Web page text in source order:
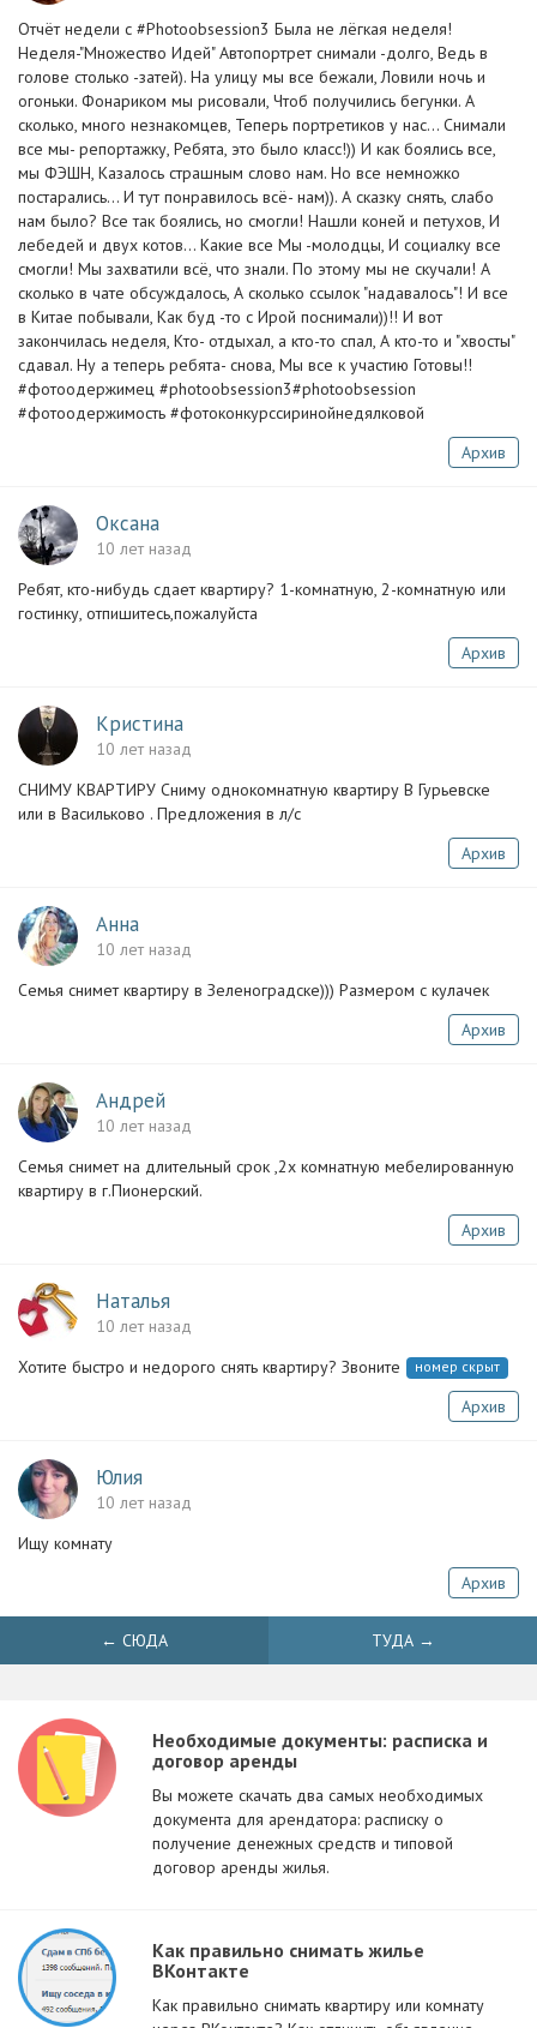
Отчёт недели с #Photoobsession3 Была не лёгкая неделя!
Неделя-"Множество Идей" Автопортрет снимали -долго, Ведь в
голове столько -затей). На улицу мы все бежали, Ловили ночь и
огоньки. Фонариком мы рисовали, Чтоб получились бегунки. А
сколько, много незнакомцев, Теперь портретиков у нас... Снимали
все мы- репортажку, Ребята, это было класс!)) И как боялись все,
мы ФЭШН, Казалось страшным слово нам. Но все немножко
постарались... И тут понравилось всё- нам)). А сказку снять, слабо
нам было? Все так боялись, но смогли! Нашли коней и петухов, И
лебедей и двух котов... Какие все Мы -молодцы, И социалку все
смогли! Мы захватили всё, что знали. По этому мы не скучали! А
сколько в чате обсуждалось, А сколько ссылок "надавалось"! И все
в Китае побывали, Как буд -то с Ирой поснимали))!! И вот
закончилась неделя, Кто- отдыхал, а кто-то спал, А кто-то и "хвосты"
сдавал. Ну а теперь ребята- снова, Мы все к участию Готовы!!
#фотоодержимец #photoobsession3#photoobsession
#фотоодержимость #фотоконкурссиринойнедялковой
Архив
Оксана
10 лет назад
Ребят, кто-нибудь сдает квартиру? 1-комнатную, 2-комнатную или
гостинку, отпишитесь,пожалуйста
Архив
Кристина
10 лет назад
СНИМУ КВАРТИРУ Сниму однокомнатную квартиру В Гурьевске
или в Васильково . Предложения в л/с
Архив
Анна
10 лет назад
Семья снимет квартиру в Зеленоградске))) Размером с кулачек
Архив
Андрей
10 лет назад
Семья снимет на длительный срок ,2х комнатную мебелированную
квартиру в г.Пионерский.
Архив
Наталья
10 лет назад
Хотите быстро и недорого снять квартиру? Звоните
номер скрыт
Архив
Юлия
10 лет назад
Ищу комнату
Архив
← СЮДА ТУДА →
Необходимые документы: расписка и
договор аренды
Вы можете скачать два самых необходимых
документа для арендатора: расписку о
получение денежных средств и типовой
договор аренды жилья.
Как правильно снимать жилье
ВКонтакте
Как правильно снимать квартиру или комнату